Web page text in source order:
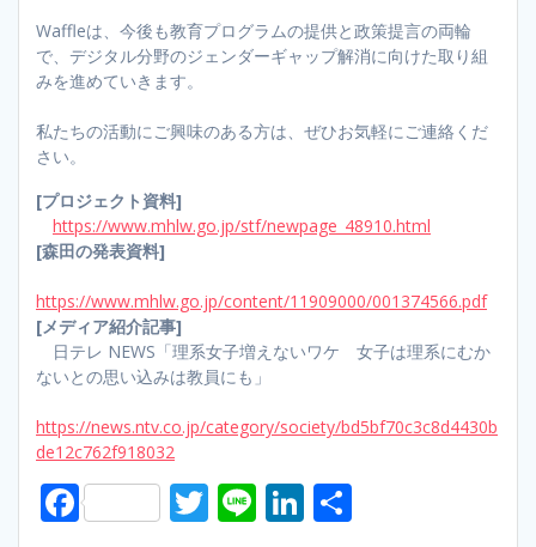
Waffleは、今後も教育プログラムの提供と政策提言の両輪
で、デジタル分野のジェンダーギャップ解消に向けた取り組
みを進めていきます。
私たちの活動にご興味のある方は、ぜひお気軽にご連絡くだ
さい。
[プロジェクト資料]
https://www.mhlw.go.jp/stf/newpage_48910.html
[森田の発表資料]
https://www.mhlw.go.jp/content/11909000/001374566.pdf
[メディア紹介記事]
日テレ NEWS「理系女子増えないワケ 女子は理系にむか
ないとの思い込みは教員にも」
https://news.ntv.co.jp/category/society/bd5bf70c3c8d4430b
de12c762f918032
F T Li Li